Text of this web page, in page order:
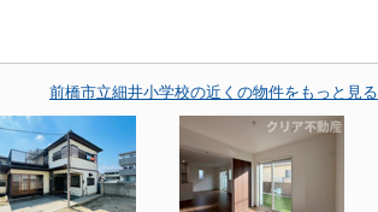
前橋市立細井小学校の近くの物件をもっと見る